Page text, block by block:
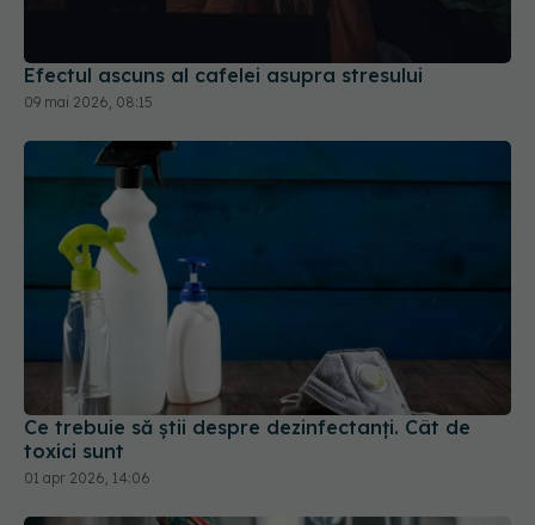
Ce trebuie să știi despre dezinfectanți. Cât de
toxici sunt
01 apr 2026, 14:06